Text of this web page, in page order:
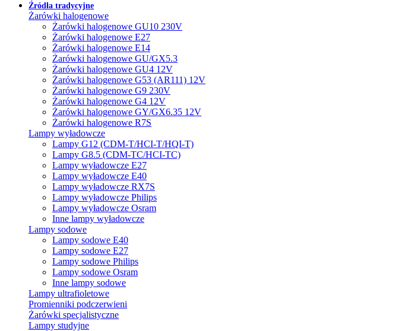
Źródła tradycyjne
Żarówki halogenowe
Żarówki halogenowe GU10 230V
Żarówki halogenowe E27
Żarówki halogenowe E14
Żarówki halogenowe GU/GX5.3
Żarówki halogenowe GU4 12V
Żarówki halogenowe G53 (AR111) 12V
Żarówki halogenowe G9 230V
Żarówki halogenowe G4 12V
Żarówki halogenowe GY/GX6.35 12V
Żarówki halogenowe R7S
Lampy wyładowcze
Lampy G12 (CDM-T/HCI-T/HQI-T)
Lampy G8.5 (CDM-TC/HCI-TC)
Lampy wyładowcze E27
Lampy wyładowcze E40
Lampy wyładowcze RX7S
Lampy wyładowcze Philips
Lampy wyładowcze Osram
Inne lampy wyładowcze
Lampy sodowe
Lampy sodowe E40
Lampy sodowe E27
Lampy sodowe Philips
Lampy sodowe Osram
Inne lampy sodowe
Lampy ultrafioletowe
Promienniki podczerwieni
Żarówki specjalistyczne
Lampy studyjne